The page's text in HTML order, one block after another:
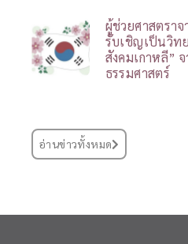
ผู้ช่วยศาสตรา
รับเชิญเป็นวิท
สังคมเกาหลี”
ธรรมศาสตร์
อ่านข่าวทั้งหมด